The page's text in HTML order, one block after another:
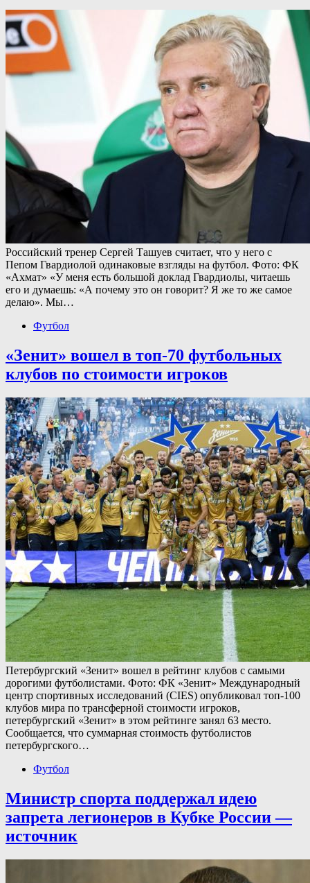
Российский тренер Сергей Ташуев считает, что у него с
Пепом Гвардиолой одинаковые взгляды на футбол. Фото: ФК
«Ахмат» «У меня есть большой доклад Гвардиолы, читаешь
его и думаешь: «А почему это он говорит? Я же то же самое
делаю». Мы…
Футбол
«Зенит» вошел в топ-70 футбольных
клубов по стоимости игроков
Петербургский «Зенит» вошел в рейтинг клубов с самыми
дорогими футболистами. Фото: ФК «Зенит» Международный
центр спортивных исследований (CIES) опубликовал топ-100
клубов мира по трансферной стоимости игроков,
петербургский «Зенит» в этом рейтинге занял 63 место.
Сообщается, что суммарная стоимость футболистов
петербургского…
Футбол
Министр спорта поддержал идею
запрета легионеров в Кубке России —
источник